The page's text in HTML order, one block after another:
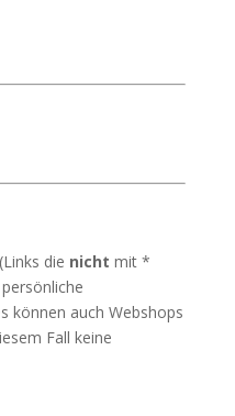
die nicht mit *
können auch Webshops
Fall keine